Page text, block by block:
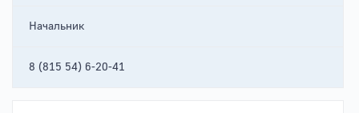
Начальник
8 (815 54) 6-20-41